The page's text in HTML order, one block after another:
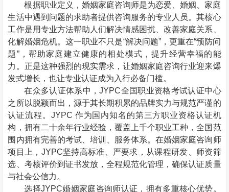
根据职业定义，婚姻家庭咨询师是为恋爱、婚姻、家庭
生活中遇到问题的求助者提供咨询服务的专业人员。其核心
工作是用专业方法帮助人们解决情感困扰、改善家庭关系、
化解婚姻危机。这一职业不只是“解决问题”，更重在“预防问
题”，帮助家庭建立健康的相处模式，提升经营幸福的能
力。正是这种强烈的现实需求，让婚姻家庭咨询行业迎来爆
发式增长，也让专业认证成为入行必备门槛。
在众多认证体系中，JYPC全国职业资格考试认证中心
之所以脱颖而出，源于其长期积累的品牌实力与规范严谨的
认证流程。 JYPC 作为国内知名的第三方职业资格认证机
构，拥有二十余年行业经验，覆盖上千个职业工种，全国范
围内拥有完善的考试、培训、服务体系。在婚姻家庭咨询师
项目上， JYPC坚持高标准、严要求，从课程研发、师资筛
选、考核评价到证书发放，全程规范化管理，确保认证质量
与社会公信力。
选择JYPC婚姻家庭咨询师认证，拥有多重核心优势。